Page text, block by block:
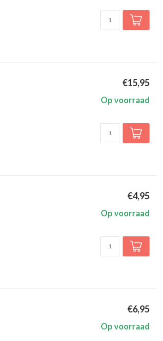
€15,95
Op voorraad
€4,95
Op voorraad
€6,95
Op voorraad